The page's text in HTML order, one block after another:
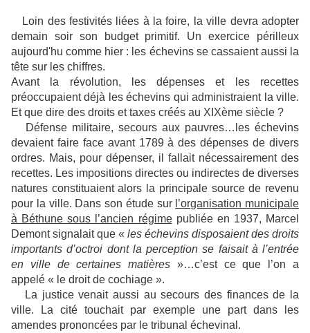
Loin des festivités liées à la foire, la ville devra adopter
demain soir son budget primitif. Un exercice périlleux
aujourd'hu comme hier : les échevins se cassaient aussi la
tête sur les chiffres.
Avant la révolution, les dépenses et les recettes
préoccupaient déjà les échevins qui administraient la ville.
Et que dire des droits et taxes créés au XIXème siècle ?
Défense militaire, secours aux pauvres…les échevins
devaient faire face avant 1789 à des dépenses de divers
ordres. Mais, pour dépenser, il fallait nécessairement des
recettes. Les impositions directes ou indirectes de diverses
natures constituaient alors la principale source de revenu
pour la ville. Dans son étude sur l’organisation municipale
à Béthune sous l’ancien régimepubliée en 1937, Marcel
Demont signalait que « les échevins disposaient des droits
importants d’octroi dont la perception se faisait à l’entrée
en ville de certaines matières »…c’est ce que l’on a
appelé « le droit de cochiage ».
La justice venait aussi au secours des finances de la
ville. La cité touchait par exemple une part dans les
amendes prononcées par le tribunal échevinal.